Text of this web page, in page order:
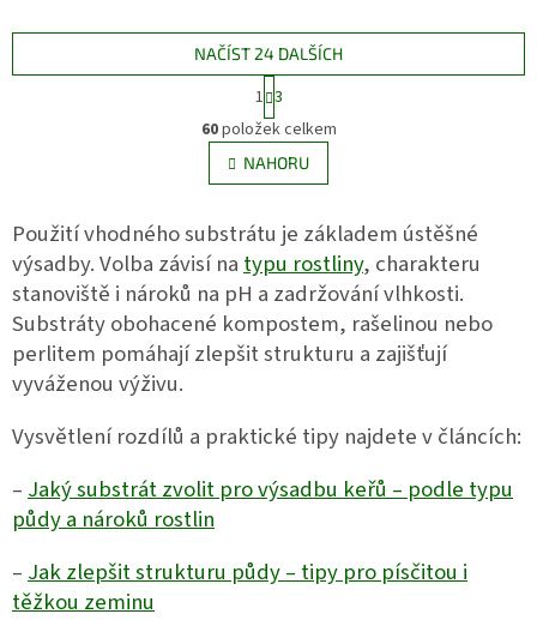
Po zalití vodou několikanásobně
zvětší svůj objem, vytvoří
kompaktní pěstební prostředí a
přesazování bez zbytečného
narušení kořenového systému.
rostlin. Obsahuje plastové
minipařeniště a 12 rašelinových
tablet JIFFY-7®, které po zalití
vodou vytvoří ideální prostředí
pro klíčení a rozvoj kořenového
systému. Sada je vhodná pro
domácí i skleníkové
předpěstování zeleniny,
rostlin.
O
v
l
á
a
c
í
p
r
v
k
ý
i
s
NAČÍST 24 DALŠÍCH
S
t
r
á
n
k
v
á
n
í
1 3
60položek celkem
NAHORU
Použití vhodného substrátu je základem ústěšné
výsadby. Volba závisí na typu rostliny, charakteru
stanoviště i nároků na pH a zadržování vlhkosti.
Substráty obohacené kompostem, rašelinou nebo
perlitem pomáhají zlepšit strukturu a zajišťují
vyváženou výživu.
Vysvětlení rozdílů a praktické tipy najdete v článcích:
– Jaký substrát zvolit pro výsadbu keřů – podle typu
půdy a nároků rostlin
– Jak zlepšit strukturu půdy – tipy pro písčitou i
těžkou zeminu